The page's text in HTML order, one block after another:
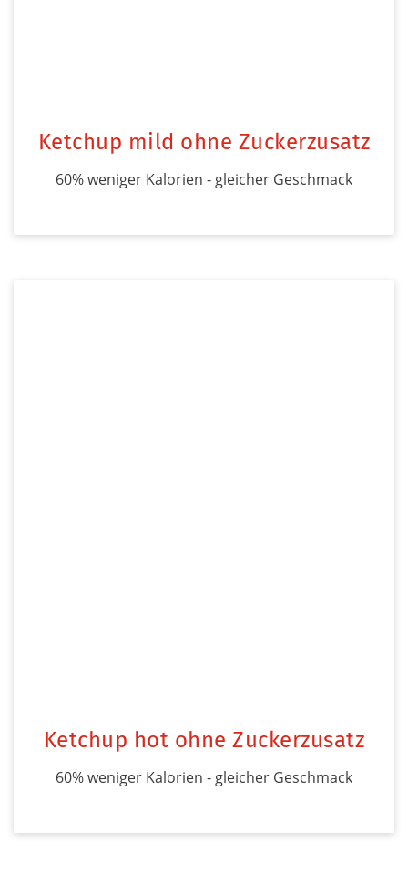
Ketchup mild ohne Zuckerzusatz
60% weniger Kalorien - gleicher Geschmack
Ketchup hot ohne Zuckerzusatz
60% weniger Kalorien - gleicher Geschmack